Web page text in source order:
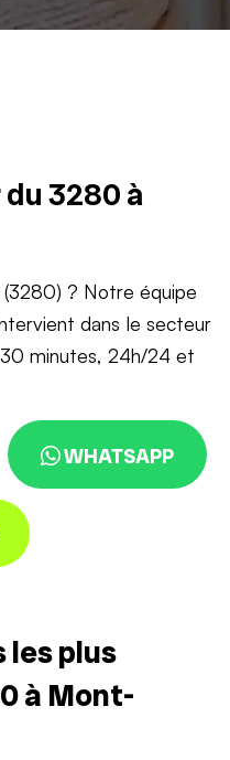
3280 à
? Notre équipe
dans le secteur
minutes, 24h/24 et
WHATSAPP
plus
à Mont-